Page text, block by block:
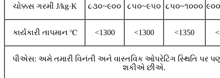
ચોક્કસ ગરમી J/kg·K ૮૩૦~૯૦૦ ૮૫૦~૯૫૦ ૮૫૦~૧૦૦૦
કાર્યકારી તાપમાન ℃ <1300 <1300 <1350
પીએસ: અમે તમારી વિનંતી અને વાસ્તવિક ઓપરેટિંગ સ્થિતિ પર પણ
શકીએ છીએ.